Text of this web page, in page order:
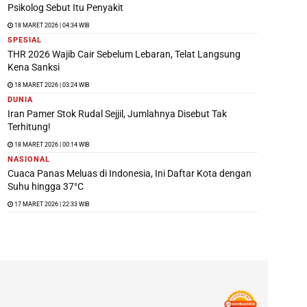
Psikolog Sebut Itu Penyakit
18 MARET 2026 | 04:34 WIB
SPESIAL
THR 2026 Wajib Cair Sebelum Lebaran, Telat Langsung
Kena Sanksi
18 MARET 2026 | 03:24 WIB
DUNIA
Iran Pamer Stok Rudal Sejjil, Jumlahnya Disebut Tak
Terhitung!
18 MARET 2026 | 00:14 WIB
NASIONAL
Cuaca Panas Meluas di Indonesia, Ini Daftar Kota dengan
Suhu hingga 37°C
17 MARET 2026 | 22:33 WIB